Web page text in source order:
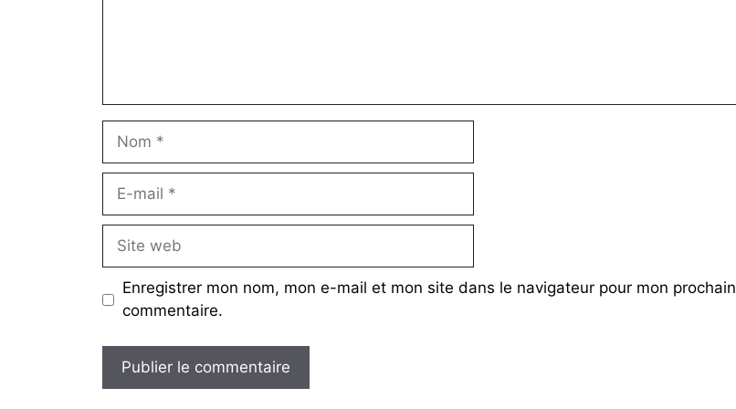
Enregistrer mon nom, mon e-mail et mon site dans le navigateur pour mon prochain
commentaire.